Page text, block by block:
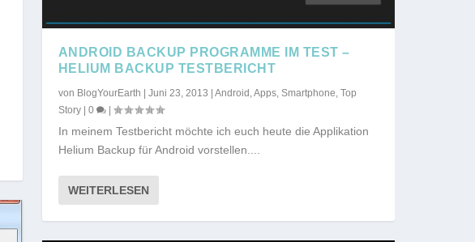
ANDROID BACKUP PROGRAMME IM TEST –
HELIUM BACKUP TESTBERICHT
von BlogYourEarth Juni 23, 2013 Android ,Apps, Smartphone, Top
Story| 0 |
In meinem Testbericht möchte ich euch heute die Applikation
Helium Backup für Android vorstellen....
WEITERLESEN